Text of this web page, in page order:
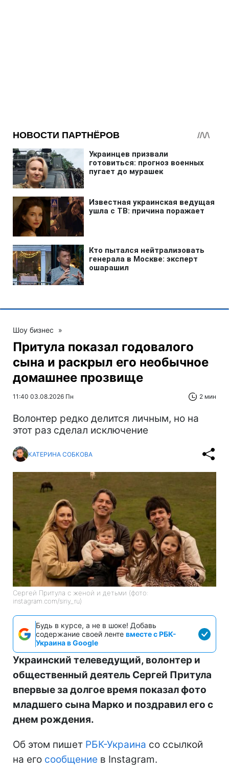
Шоу бизнес »
Притула показал годовалого
сына и раскрыл его необычное
домашнее прозвище
11:40 03.08.2026 Пн 2 мин
Волонтер редко делится личным, но на
этот раз сделал исключение
КАТЕРИНА СОБКОВА
Сергей Притула с женой и детьми (фото:
instagram.com/siriy_ru)
Будь в курсе, а не в шоке! Добавь
содержание своей ленте вместе с РБК-
Украина в Google
Украинский телеведущий, волонтер и
общественный деятель Сергей Притула
впервые за долгое время показал фото
младшего сына Марко и поздравил его с
днем рождения.
Об этом пишет РБК-Украина со ссылкой
на его сообщение в Instagram.